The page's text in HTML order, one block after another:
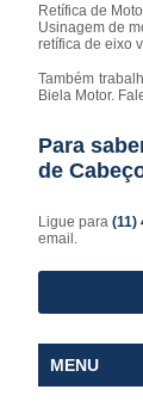
Retífica de
Usinagem de
retífica de eixo
Também
Biela Motor.
Para
de
Ligue para(11)
email.
MENU